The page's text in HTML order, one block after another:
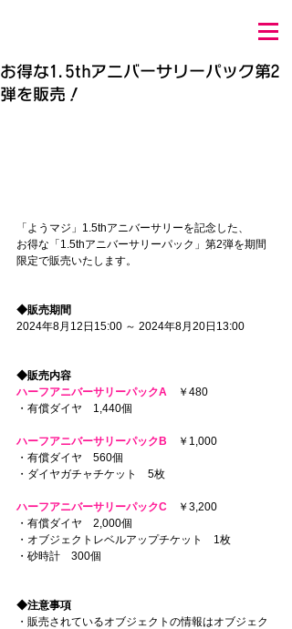
お得な1.5thアニバーサリーパック第2
弾を販売！
「ようマジ」1.5thアニバーサリーを記念した、
お得な「1.5thアニバーサリーパック」第2弾を期間
限定で販売いたします。
◆販売期間
2024年8月12日15:00 ～ 2024年8月20日13:00
◆販売内容
ハーフアニバーサリーパックA ￥480
・有償ダイヤ　1,440個
ハーフアニバーサリーパックB ￥1,000
・有償ダイヤ　560個
・ダイヤガチャチケット　5枚
ハーフアニバーサリーパックC ￥3,200
・有償ダイヤ　2,000個
・オブジェクトレベルアップチケット　1枚
・砂時計　300個
◆注意事項
・販売されているオブジェクトの情報はオブジェク